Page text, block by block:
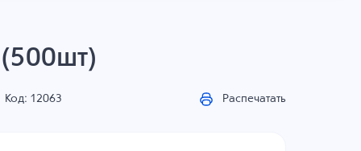
Код: 12063 Распечатать